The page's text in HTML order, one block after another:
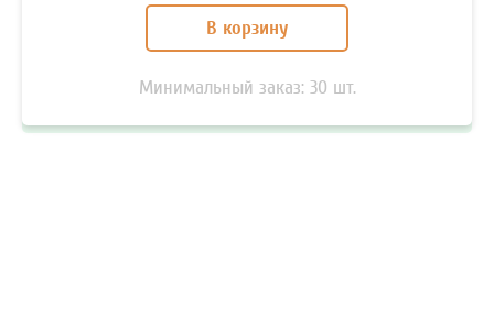
В корзину
Минимальный заказ: 30 шт.